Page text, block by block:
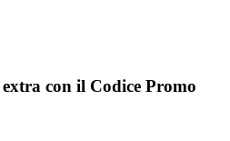
con il Codice Promo